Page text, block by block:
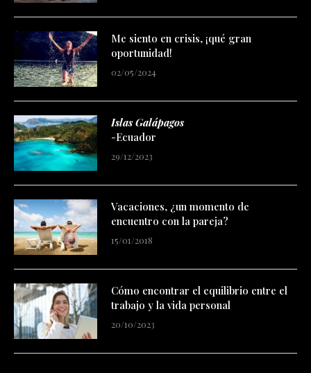
Me siento en crisis, ¡qué gran
oportunidad!
02/05/2024
Islas Galápagos
-Ecuador
29/12/2023
Vacaciones, ¿un momento de
encuentro con la pareja?
15/01/2018
Cómo encontrar el equilibrio entre el
trabajo y la vida personal
20/10/2023